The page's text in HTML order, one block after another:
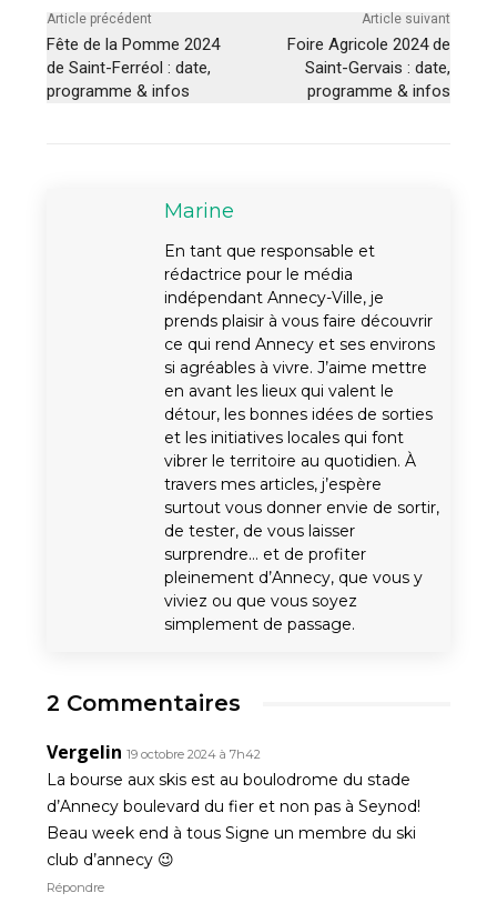
Article précédent
Fête de la Pomme 2024
de Saint-Ferréol : date,
programme & infos
Article suivant
Foire Agricole 2024 de
Saint-Gervais : date,
programme & infos
Marine
En tant que responsable et
rédactrice pour le média
indépendant Annecy-Ville, je
prends plaisir à vous faire découvrir
ce qui rend Annecy et ses environs
si agréables à vivre. J’aime mettre
en avant les lieux qui valent le
détour, les bonnes idées de sorties
et les initiatives locales qui font
vibrer le territoire au quotidien. À
travers mes articles, j’espère
surtout vous donner envie de sortir,
de tester, de vous laisser
surprendre… et de profiter
pleinement d’Annecy, que vous y
viviez ou que vous soyez
simplement de passage.
2 Commentaires
Vergelin 19 octobre 2024 à 7h42
La bourse aux skis est au boulodrome du stade
d’Annecy boulevard du fier et non pas à Seynod!
Beau week end à tous Signe un membre du ski
club d’annecy 😉
Répondre